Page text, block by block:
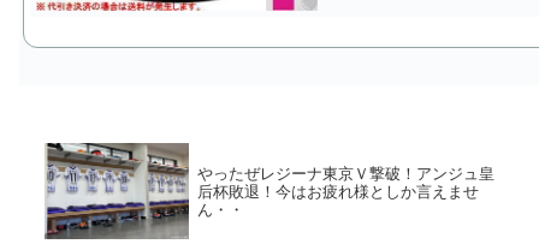
やったぜレジーナ東京Ｖ撃破！アンジュ皇
后杯敗退！今はお疲れ様としか言えませ
ん・・